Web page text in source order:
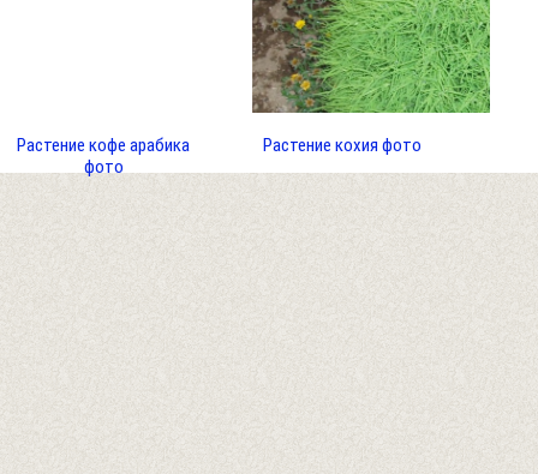
Растение кофе арабика
фото
Растение кохия фото